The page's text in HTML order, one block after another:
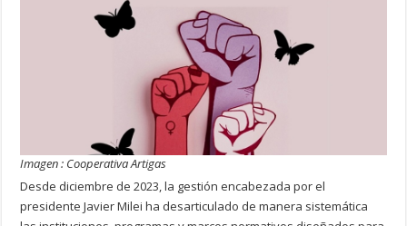
Imagen : Cooperativa Artigas
Desde diciembre de 2023, la gestión encabezada por el
presidente Javier Milei ha desarticulado de manera sistemática